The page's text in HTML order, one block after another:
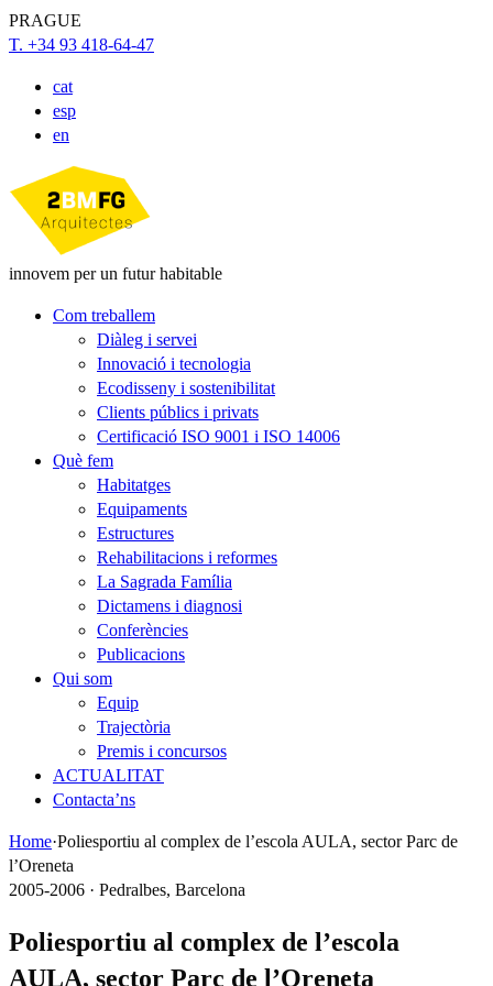
PRAGUE
T. +34 93 418-64-47
cat
esp
en
innovem per un futur habitable
Com treballem
Diàleg i servei
Innovació i tecnologia
Ecodisseny i sostenibilitat
Clients públics i privats
Certificació ISO 9001 i ISO 14006
Què fem
Habitatges
Equipaments
Estructures
Rehabilitacions i reformes
La Sagrada Família
Dictamens i diagnosi
Conferències
Publicacions
Qui som
Equip
Trajectòria
Premis i concursos
ACTUALITAT
Contacta’ns
Home·Poliesportiu al complex de l’escola AULA, sector Parc de
l’Oreneta
2005-2006 · Pedralbes, Barcelona
Poliesportiu al complex de l’escola
AULA, sector Parc de l’Oreneta